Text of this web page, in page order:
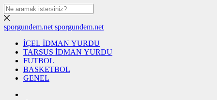
sporgundem.net sporgundem.net
İÇEL İDMAN YURDU
TARSUS İDMAN YURDU
FUTBOL
BASKETBOL
GENEL